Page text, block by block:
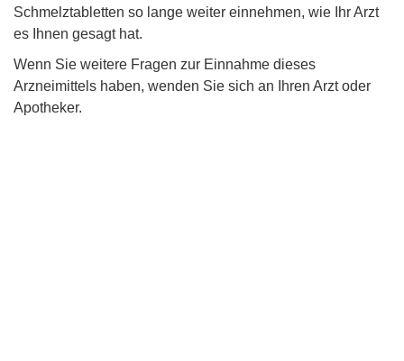
Schmelztabletten so lange weiter einnehmen, wie Ihr Arzt
es Ihnen gesagt hat.
Wenn Sie weitere Fragen zur Einnahme dieses
Arzneimittels haben, wenden Sie sich an Ihren Arzt oder
Apotheker.